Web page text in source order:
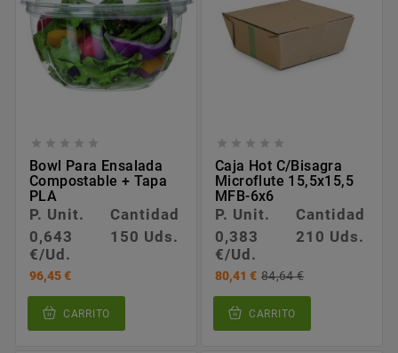
    
Bowl Para Ensalada
Compostable + Tapa
PLA
P. Unit.
Cantidad
0,643
€/Ud.
150 Uds.
96,45 €
CARRITO
    
Caja Hot C/bisagra
Microflute 15,5x15,5
MFB-6x6
P. Unit.
Cantidad
0,383
€/Ud.
210 Uds.
80,41 € 84,64 €
CARRITO